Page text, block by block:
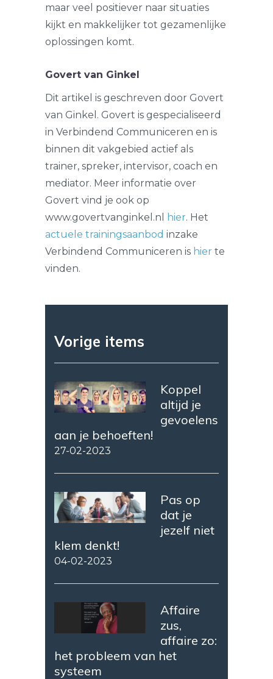
maar veel positiever naar situaties
kijkt en makkelijker tot gezamenlijke
oplossingen komt.
Govert van Ginkel
Dit artikel is geschreven door Govert
van Ginkel. Govert is gespecialiseerd
in Verbindend Communiceren en is
binnen dit vakgebied actief als
trainer, spreker, intervisor, coach en
mediator. Meer informatie over
Govert vind je ook op
www.govertvanginkel.nl
hier. Het
actuele trainingsaanbod inzake
Verbindend Communiceren is hier te
vinden.
Vorige items
Koppel
altijd je
gevoelens
aan je behoeften!
27-02-2023
Pas op
dat je
jezelf niet
klem denkt!
04-02-2023
Affaire
zus,
affaire zo:
het probleem van het
systeem